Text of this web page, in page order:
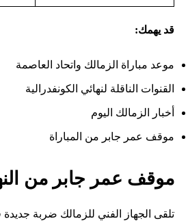
قد يهمك:
موعد مباراة الزمالك واتحاد العاصمة
القنوات الناقلة لنهائي الكونفدرالية
أخبار الزمالك اليوم
موقف عمر جابر من المباراة
موقف عمر جابر من
تلقى الجهاز الفني للزمالك ضربة جديدة